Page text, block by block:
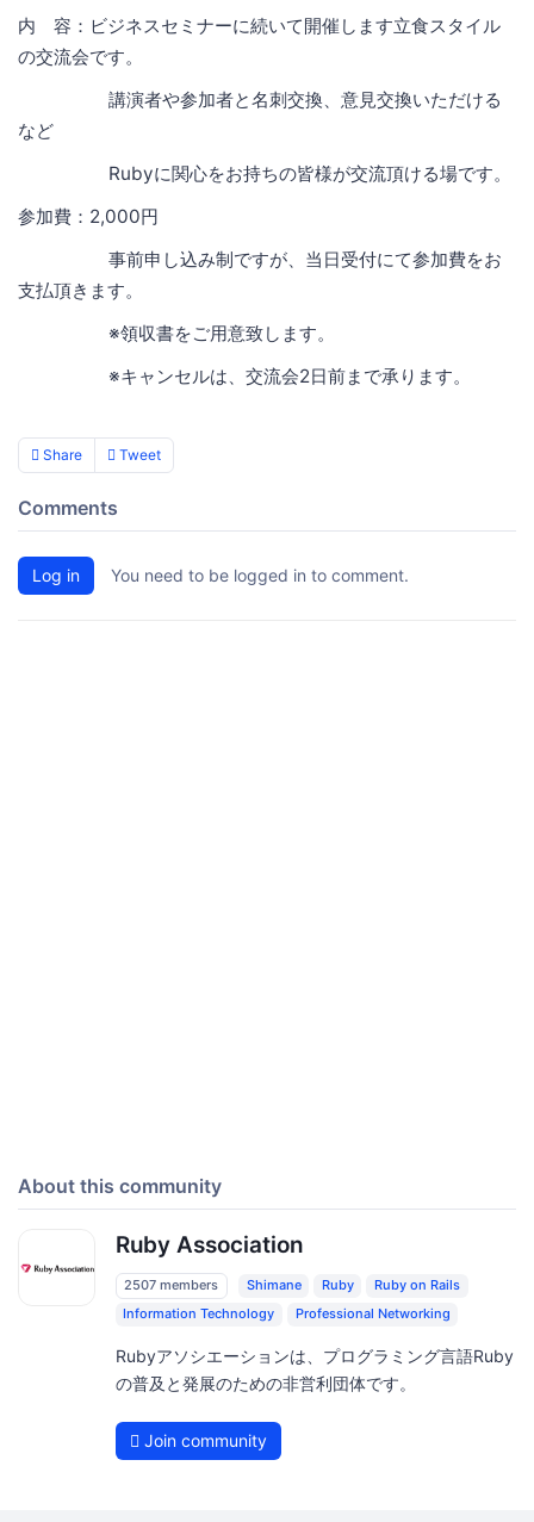
内 容：ビジネスセミナーに続いて開催します立食スタイル
の交流会です。
講演者や参加者と名刺交換、意見交換いただける
など
Rubyに関心をお持ちの皆様が交流頂ける場です。
参加費：2,000円
事前申し込み制ですが、当日受付にて参加費をお
支払頂きます。
※領収書をご用意致します。
※キャンセルは、交流会2日前まで承ります。
Share Tweet
Comments
Log in You need to be logged in to comment.
About this community
Ruby Association
2507 members Shimane Ruby
Ruby on Rails
Information Technology
Professional Networking
Rubyアソシエーションは、プログラミング言語Ruby
の普及と発展のための非営利団体です。
Join community